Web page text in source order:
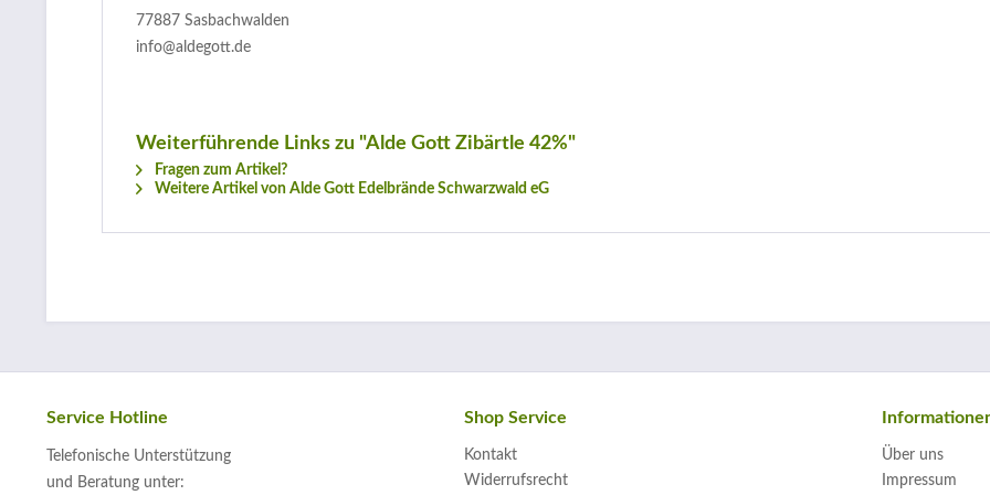
77887 Sasbachwalden
info@aldegott.de
Weiterführende Links zu "Alde Gott Zibärtle 42%"
Fragen zum Artikel?
Weitere Artikel von Alde Gott Edelbrände Schwarzwald eG
Service Hotline
Telefonische Unterstützung
und Beratung unter:
Shop Service
Kontakt
Widerrufsrecht
Über uns
Impressum